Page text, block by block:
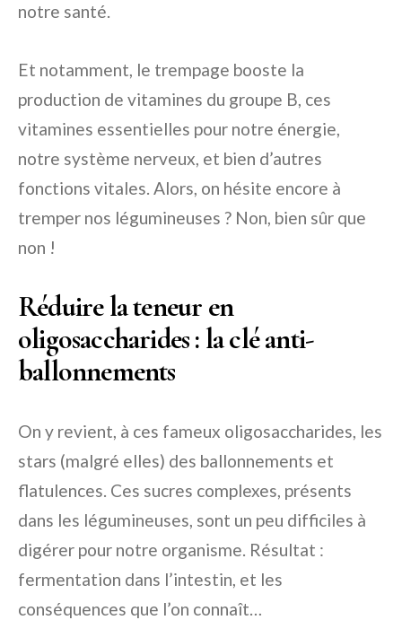
notre santé.
Et notamment, le trempage booste la
production de vitamines du groupe B, ces
vitamines essentielles pour notre énergie,
notre système nerveux, et bien d’autres
fonctions vitales. Alors, on hésite encore à
tremper nos légumineuses ? Non, bien sûr que
non !
Réduire la teneur en
oligosaccharides : la clé anti-
ballonnements
On y revient, à ces fameux oligosaccharides, les
stars (malgré elles) des ballonnements et
flatulences. Ces sucres complexes, présents
dans les légumineuses, sont un peu difficiles à
digérer pour notre organisme. Résultat :
fermentation dans l’intestin, et les
conséquences que l’on connaît…